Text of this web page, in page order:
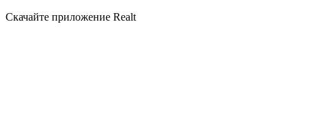
Скачайте приложение Realt